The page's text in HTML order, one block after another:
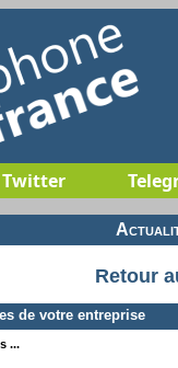
Twitter
Retour
de votre entreprise
...